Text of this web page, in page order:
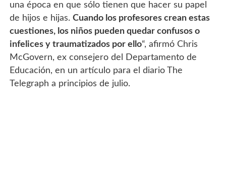
una época en que sólo tienen que hacer su papel
de hijos e hijas. Cuando los profesores crean estas
cuestiones, los niños pueden quedar confusos o
infelices y traumatizados por ello“, afirmó Chris
McGovern, ex consejero del Departamento de
Educación, en un artículo para el diario The
Telegraph a principios de julio.